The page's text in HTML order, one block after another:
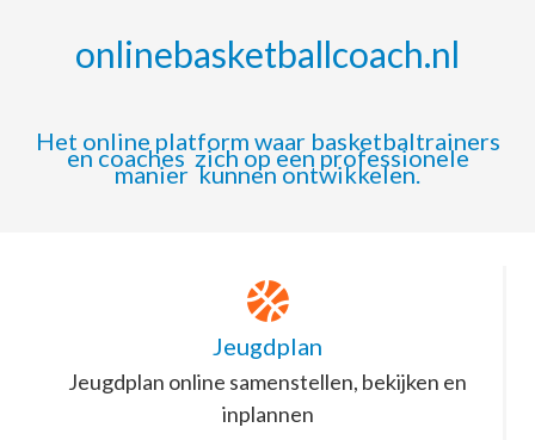
onlinebasketballcoach.nl
Het online platform waar basketbaltrainers
en coaches zich op een professionele
manier kunnen ontwikkelen.
Jeugdplan
Jeugdplan online samenstellen, bekijken en
inplannen